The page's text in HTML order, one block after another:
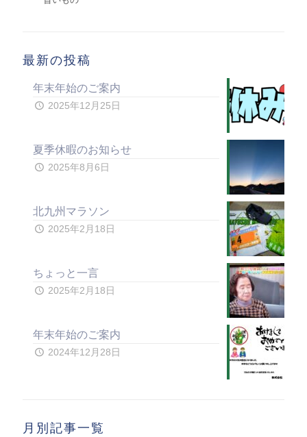
最新の投稿
年末年始のご案内
2025年12月25日
夏季休暇のお知らせ
2025年8月6日
北九州マラソン
2025年2月18日
ちょっと一言
2025年2月18日
年末年始のご案内
2024年12月28日
月別記事一覧